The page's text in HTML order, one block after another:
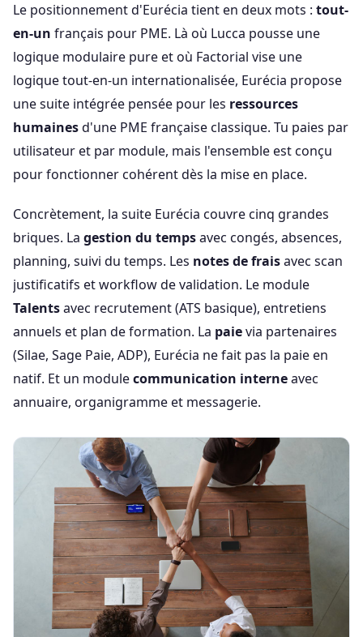
Le positionnement d'Eurécia tient en deux mots : tout-
en-un français pour PME. Là où Lucca pousse une
logique modulaire pure et où Factorial vise une
logique tout-en-un internationalisée, Eurécia propose
une suite intégrée pensée pour les ressources
humainesd'une PME française classique. Tu paies par
utilisateur et par module, mais l'ensemble est conçu
pour fonctionner cohérent dès la mise en place.
Concrètement, la suite Eurécia couvre cinq grandes
briques. La gestion du tempsavec congés, absences,
planning, suivi du temps. Les notes de fraisavec scan
justificatifs et workflow de validation. Le module
Talentsavec recrutement (ATS basique), entretiens
annuels et plan de formation. La paievia partenaires
(Silae, Sage Paie, ADP), Eurécia ne fait pas la paie en
natif. Et un modulecommunication interneavec
annuaire, organigramme et messagerie.